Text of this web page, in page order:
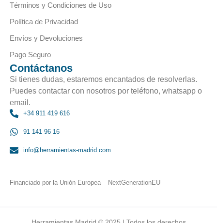
Términos y Condiciones de Uso
Política de Privacidad
Envíos y Devoluciones
Pago Seguro
Contáctanos
Si tienes dudas, estaremos encantados de resolverlas.
Puedes contactar con nosotros por teléfono, whatsapp o
email.
+34 911 419 616
91 141 96 16
info@herramientas-madrid.com
Financiado por la Unión Europea – NextGenerationEU